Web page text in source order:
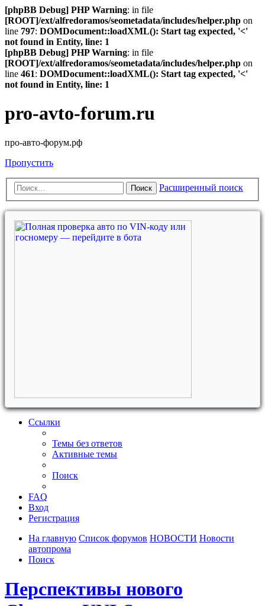
[phpBB Debug] PHP Warning: in file
[ROOT]/ext/alfredoramos/seometadata/includes/helper.php on
line 797: DOMDocument::loadXML(): Start tag expected, '<'
not found in Entity, line: 1
[phpBB Debug] PHP Warning: in file
[ROOT]/ext/alfredoramos/seometadata/includes/helper.php on
line 461: DOMDocument::loadXML(): Start tag expected, '<'
not found in Entity, line: 1
pro-avto-forum.ru
про-авто-форум.рф
Пропустить
Поиск Расширенный поиск
Ссылки
Темы без ответов
Активные темы
Поиск
FAQ
Вход
Регистрация
На главную Список форумов НОВОСТИ Новости
автопрома
Поиск
Перспективы нового